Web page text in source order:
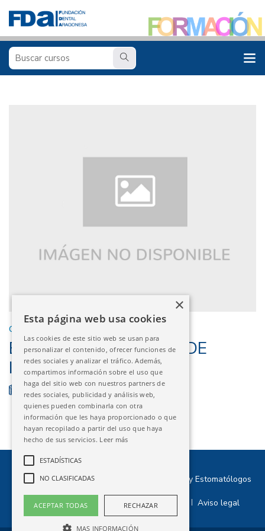
CURSOS EXTERNOS
BARCELONA – CURSO DE
INVIERNO
31/01/2026
©2026 Ilustre Colegio Oficial de Odontólogos y Estomatólogos
Política de privacidad
Política de cookies | Aviso legal
Esta página web usa cookies
Las cookies de este sitio web se usan para
personalizar el contenido, ofrecer funciones de
redes sociales y analizar el tráfico. Además,
compartimos información sobre el uso que
haga del sitio web con nuestros partners de
redes sociales, publicidad y análisis web,
quienes pueden combinarla con otra
información que les haya proporcionado o que
hayan recopilado a partir del uso que haya
hecho de sus servicios. Leer más
ESTADÍSTICAS
NO CLASIFICADAS
ACEPTAR TODAS RECHAZAR
MAS INFORMACIÓN
×